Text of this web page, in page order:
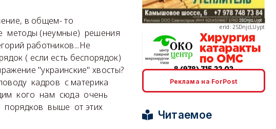
в общем- то
методы (неумные) решения
работников...Не
( если есть беспорядок)
"украинские" хвосты?
кадров с материка
кого нам сюда очень
порядков выше от этих
erid: 2SDnjcLUypt
erid: 2SDnjcrDNw6
Реклама на ForPost
Читаемое